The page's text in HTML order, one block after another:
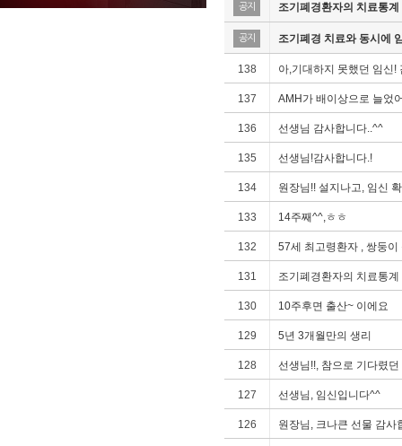
자궁질환 조기
공지 조기폐경환자의 치료통
공지 조기폐경 치료와 동시에
138 아,기대하지 못했던 임신!
137 AMH가 배이상으로 늘었
136 선생님 감사합니다..^^
135 선생님!감사합니다.!
134 원장님!! 설지나고, 임신
133 14주째^^,ㅎㅎ
132 57세 최고령환자 , 쌍둥
131 조기폐경환자의 치료통
130 10주후면 출산~ 이에요
129 5년 3개월만의 생리
128 선생님!!, 참으로 기다렸
127 선생님, 임신입니다^^
126 원장님, 크나큰 선물 감사